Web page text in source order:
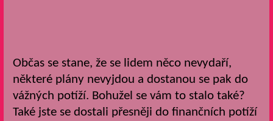
Občas se stane, že se lidem něco nevydaří,
některé plány nevyjdou a dostanou se pak do
vážných potíží. Bohužel se vám to stalo také?
Také jste se dostali přesněji do finančních potíží